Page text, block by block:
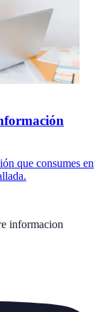
que consumes en
informacion